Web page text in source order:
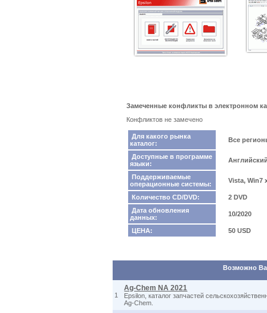
Замеченные конфликты в электронном
Конфликтов не замечено
Для какого рынка
каталог:
Все
Доступные в программе
языки:
Поддерживаемые
операционные системы:
Vista, Win7
Количество CD/DVD:
2 DVD
Дата обновления
данных:
10/2020
ЦЕНА: 50 USD
Возможно
1
Ag-Chem NA 2021
Epsilon, каталог запчастей
Ag-Chem.